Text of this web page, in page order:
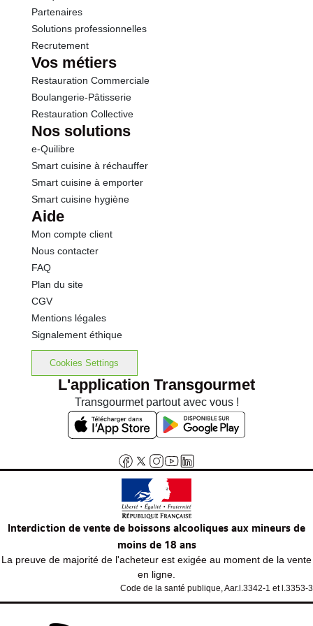
Partenaires
Solutions professionnelles
Recrutement
Vos métiers
Restauration Commerciale
Boulangerie-Pâtisserie
Restauration Collective
Nos solutions
e-Quilibre
Smart cuisine à réchauffer
Smart cuisine à emporter
Smart cuisine hygiène
Aide
Mon compte client
Nous contacter
FAQ
Plan du site
CGV
Mentions légales
Signalement éthique
Cookies Settings
L'application Transgourmet
Transgourmet partout avec vous !
Interdiction de vente de boissons alcooliques aux mineurs de
moins de 18 ans
La preuve de majorité de l'acheteur est exigée au moment de la vente
en ligne.
Code de la santé publique, Aar.l.3342-1 et l.3353-3